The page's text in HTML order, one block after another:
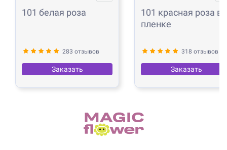
101 белая роза
283 отзывов
Заказать
101 красная роза в
пленке
318 отзывов
Заказать